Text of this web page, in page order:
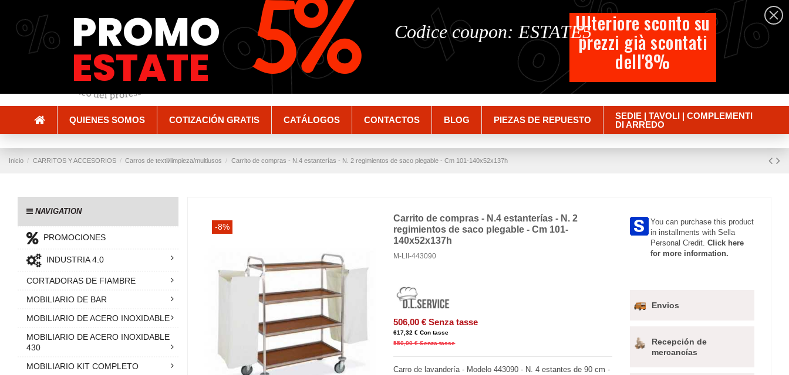
Español
Carrito
QUIENES SOMOS COTIZACIÓN GRATIS CATÁLOGOS CONTACTOS BLOG PIEZAS DE REPUESTO
SEDIE | TAVOLI | COMPLEMENTI
DI ARREDO
Inicio CARRITOS Y ACCESORIOS Carros de textil/limpieza/multiusos Carrito de compras - N.4 estanterías - N. 2 regimientos de saco plegable - Cm 101-140x52x137h
-8%
Carrito de compras - N.4 estanterías - N. 2
regimientos de saco plegable - Cm 101-
140x52x137h
M-LII-443090
506,00 € Senza tasse
617,32 € Con tasse
550,00 € Senza tasse
Carro de lavandería - Modelo 443090 - N. 4 estantes de 90 cm -
You can purchase this product
in installments with Sella
Personal Credit.Click here
for more information.
Envios
Recepción de
mercancías
NAVIGATION
PROMOCIONES
INDUSTRIA 4.0
CORTADORAS DE FIAMBRE
MOBILIARIO DE BAR
MOBILIARIO DE ACERO INOXIDABLE
MOBILIARIO DE ACERO INOXIDABLE
430
MOBILIARIO KIT COMPLETO
%
% %
%
% Ulteriore sconto su
prezzi già scontati
dell'8%
Codice coupon: ESTATE5
PROMO
ESTATE 5%